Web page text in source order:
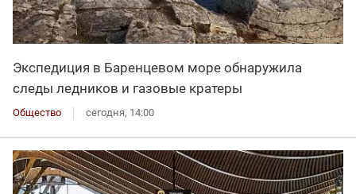
Экспедиция в Баренцевом море обнаружила
следы ледников и газовые кратеры
Общество сегодня, 14:00